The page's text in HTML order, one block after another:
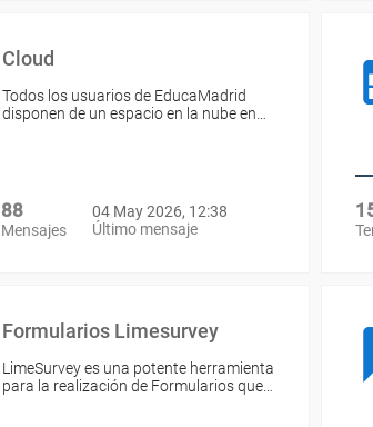
Cloud
Todos los usuarios de EducaMadrid
disponen de un espacio en la nube en…
88
Mensajes
04 May 2026, 12:38
Último mensaje
Formularios Limesurvey
LimeSurvey es una potente herramienta
para la realización de Formularios que…